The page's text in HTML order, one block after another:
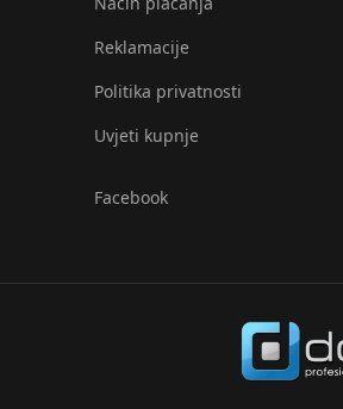
Reklamacije
Politika privatnosti
Uvjeti kupnje
Facebook